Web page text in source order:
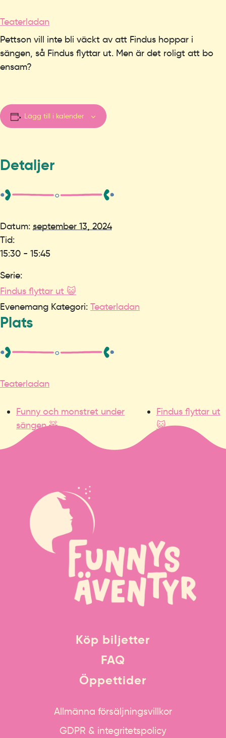
Teaterladan
Pettson vill inte bli väckt av att Findus hoppar i
sängen, så Findus flyttar ut. Men är det roligt att bo
ensam?
Lägg till i kalender
Detaljer
Datum: september 13, 2024
Tid:
15:30 - 15:45
Serie:
Findus flyttar ut 😺
Evenemang Kategori: Teaterladan
Plats
Teaterladan
Funny och monstret under
sängen 🧸
Findus flyttar ut
😺
Köp biljetter
FAQ
Öppettider
Allmänna försäljningsvillkor
GDPR & integritetspolicy